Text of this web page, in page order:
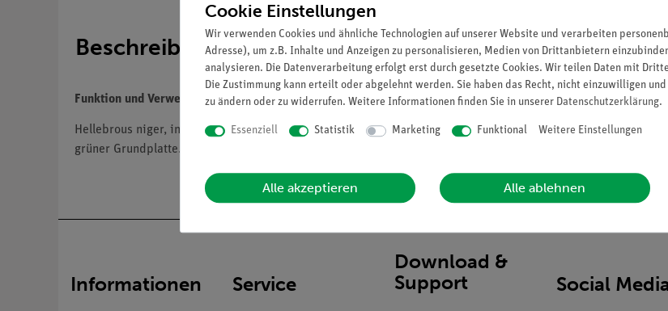
Beschreibung
Funktion und Verwendung
Hellebrous niger, in 700facher Vergrößerung, aus SOMSO-Plast®. Nach Prof. Dr. Weber. Quer- und
grüner Grundplatte.
Informationen Service
Download &
Support
Social
Cookie Einstellungen
Wir verwenden Cookies und ähnliche Technologien auf unserer Website und verarbeiten
Adresse), um z.B. Inhalte und Anzeigen zu personalisieren, Medien von Drittanbietern
analysieren. Die Datenverarbeitung erfolgt erst durch gesetzte Cookies. Wir teilen Daten mit
Die Zustimmung kann erteilt oder abgelehnt werden. Sie haben das Recht, nicht einzuwilligen
zu ändern oder zu widerrufen. Weitere Informationen finden Sie in unserer Daten­schutz­erklärung.
Essenziell Statistik Marketing Funktional Weitere Einstellungen
Alle akzeptieren Alle ablehnen